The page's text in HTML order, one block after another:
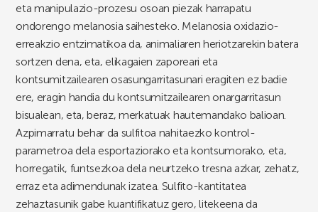
eta manipulazio-prozesu osoan piezak harrapatu
ondorengo melanosia saihesteko. Melanosia oxidazio-
erreakzio entzimatikoa da, animaliaren heriotzarekin batera
sortzen dena, eta, elikagaien zaporeari eta
kontsumitzailearen osasungarritasunari eragiten ez badie
ere, eragin handia du kontsumitzailearen onargarritasun
bisualean, eta, beraz, merkatuak hautemandako balioan.
Azpimarratu behar da sulfitoa nahitaezko kontrol-
parametroa dela esportaziorako eta kontsumorako, eta,
horregatik, funtsezkoa dela neurtzeko tresna azkar, zehatz,
erraz eta adimendunak izatea. Sulfito-kantitatea
zehaztasunik gabe kuantifikatuz gero, litekeena da